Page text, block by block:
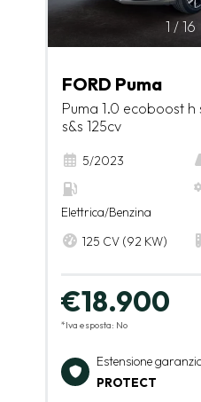
1 / 16
FORD Puma
Puma 1.0 ecoboost h
s&s 125cv
5/2023
Elettrica/Benzina
125 CV (92 KW)
€18.900
*Iva esposta: No
Estensione
PROTECT